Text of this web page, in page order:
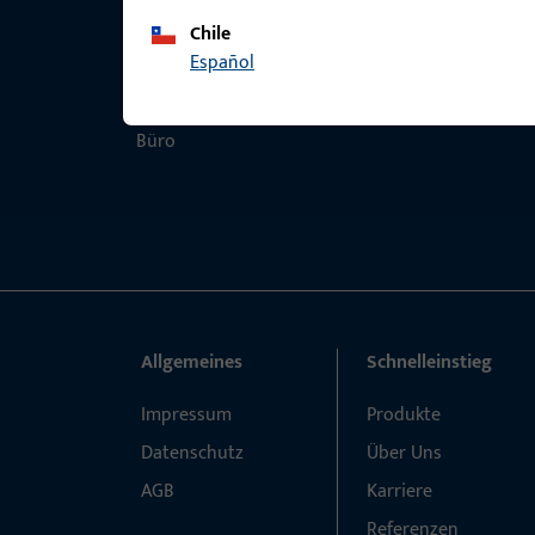
Chile
Español
Allgemeines
Impressum
Datenschutz
AGB
Schnelleinstieg
Produkte
Über Uns
Karriere